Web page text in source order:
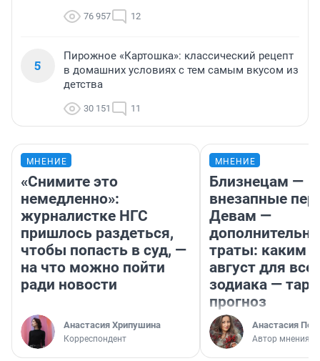
76 957 12
5
Пирожное «Картошка»: классический рецепт
в домашних условиях с тем самым вкусом из
детства
30 151 11
МНЕНИЕ
«Снимите это
немедленно»:
журналистке НГС
пришлось раздеться,
чтобы попасть в суд, —
на что можно пойти
ради новости
Анастасия Хрипушина
Корреспондент
МНЕНИЕ
Близнецам —
внезапные
Девам —
траты: каким
август для
зодиака —
прогноз
Анастасия
Автор мнения